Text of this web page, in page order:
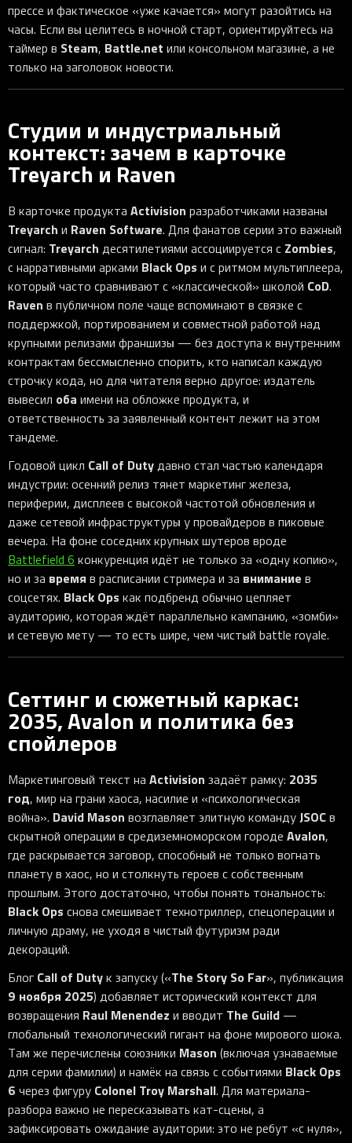
прессе и фактическое «уже качается» могут разойтись на
часы. Если вы целитесь в ночной старт, ориентируйтесь на
таймер в Steam, Battle.net или консольном магазине, а не
только на заголовок новости.
Студии и индустриальный
контекст: зачем в карточке
Treyarch и Raven
В карточке продукта Activision разработчиками названы
Treyarch и Raven Software. Для фанатов серии это важный
сигнал: Treyarch десятилетиями ассоциируется с Zombies,
с нарративными арками Black Ops и с ритмом мультиплеера,
который часто сравнивают с «классической» школой CoD.
Raven в публичном поле чаще вспоминают в связке с
поддержкой, портированием и совместной работой над
крупными релизами франшизы — без доступа к внутренним
контрактам бессмысленно спорить, кто написал каждую
строчку кода, но для читателя верно другое: издатель
вывесил оба имени на обложке продукта, и
ответственность за заявленный контент лежит на этом
тандеме.
Годовой цикл Call of Dutyдавно стал частью календаря
индустрии: осенний релиз тянет маркетинг железа,
периферии, дисплеев с высокой частотой обновления и
даже сетевой инфраструктуры у провайдеров в пиковые
вечера. На фоне соседних крупных шутеров вроде
Battlefield 6 конкуренция идёт не только за «одну копию»,
но и за время в расписании стримера и за внимание в
соцсетях. Black Ops как подбренд обычно цепляет
аудиторию, которая ждёт параллельно кампанию, «зомби»
и сетевую мету — то есть шире, чем чистый battle royale.
Сеттинг и сюжетный каркас:
2035, Avalon и политика без
спойлеров
Маркетинговый текст на Activision задаёт рамку: 2035
год, мир на грани хаоса, насилие и «психологическая
война». David Mason возглавляет элитную командуJSOCв
скрытной операции в средиземноморском городе Avalon,
где раскрывается заговор, способный не только вогнать
планету в хаос, но и столкнуть героев с собственным
прошлым. Этого достаточно, чтобы понять тональность:
Black Ops снова смешивает технотриллер, спецоперации и
личную драму, не уходя в чистый футуризм ради
декораций.
Блог Call of Dutyк запуску («The Story So Far», публикация
9 ноября 2025) добавляет исторический контекст для
возвращения Raul Menendez и вводит The Guild —
глобальный технологический гигант на фоне мирового шока.
Там же перечислены союзники Mason (включая узнаваемые
для серии фамилии) и намёк на связь с событиями Black Ops
6 через фигуру Colonel Troy Marshall. Для материала-
разбора важно не пересказывать кат-сцены, а
зафиксировать ожидание аудитории: это не ребут «с нуля»,